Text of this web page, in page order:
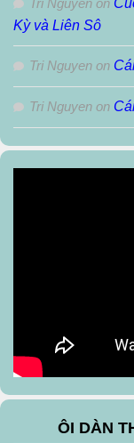
Kỳ và Liên Sô
Tri Nguyen on
Tri Nguyen on
ÔI DÀN